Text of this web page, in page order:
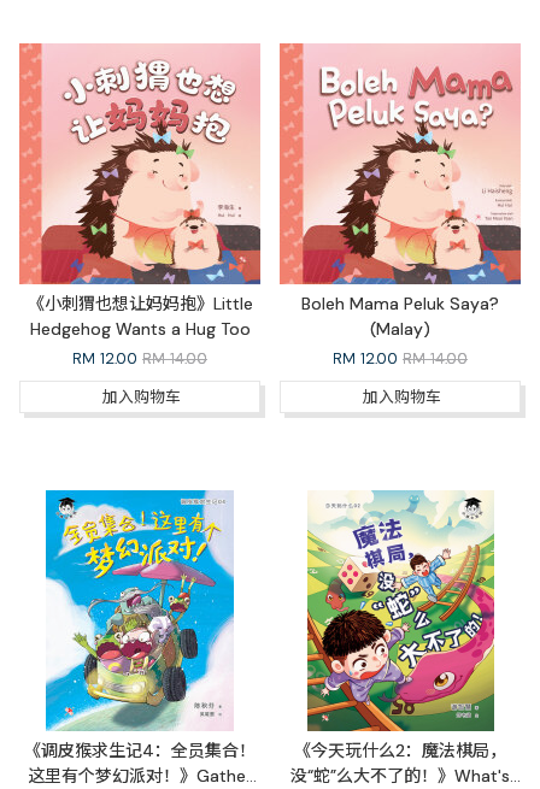
《小刺猬也想让妈妈抱》Little
Hedgehog Wants a Hug Too
RM 12.00 RM 14.00
加入购物车
Boleh Mama Peluk Saya?
(Malay)
RM 12.00 RM 14.00
加入购物车
《调皮猴求生记4：全员集合！
这里有个梦幻派对！》Gather
《今天玩什么2：魔法棋局，
没“蛇”么大不了的！》What's